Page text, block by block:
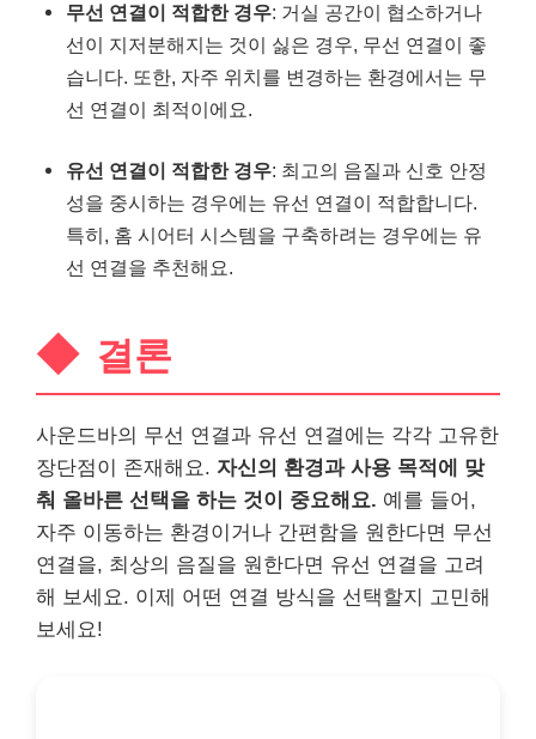
무선 연결이 적합한 경우: 거실 공간이 협소하거나
선이 지저분해지는 것이 싫은 경우, 무선 연결이 좋
습니다. 또한, 자주 위치를 변경하는 환경에서는 무
선 연결이 최적이에요.
유선 연결이 적합한 경우: 최고의 음질과 신호 안정
성을 중시하는 경우에는 유선 연결이 적합합니다.
특히, 홈 시어터 시스템을 구축하려는 경우에는 유
선 연결을 추천해요.
결론
사운드바의 무선 연결과 유선 연결에는 각각 고유한
장단점이 존재해요. 자신의 환경과 사용 목적에 맞
춰 올바른 선택을 하는 것이 중요해요. 예를 들어,
자주 이동하는 환경이거나 간편함을 원한다면 무선
연결을, 최상의 음질을 원한다면 유선 연결을 고려
해 보세요. 이제 어떤 연결 방식을 선택할지 고민해
보세요!